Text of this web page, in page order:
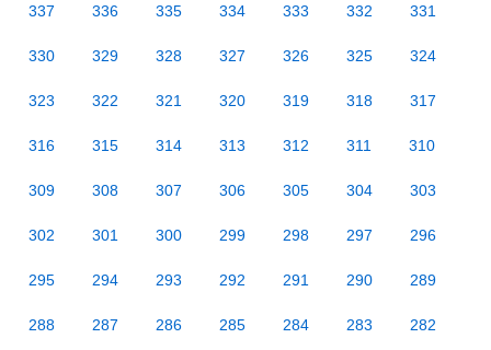
337 336 335 334 333 332 331
330 329 328 327 326 325 324
323 322 321 320 319 318 317
316 315 314 313 312 311 310
309 308 307 306 305 304 303
302 301 300 299 298 297 296
295 294 293 292 291 290 289
288 287 286 285 284 283 282